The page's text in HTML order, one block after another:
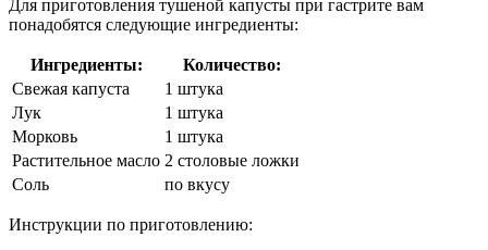
Для приготовления тушеной капусты при гастрите вам
понадобятся следующие ингредиенты:
Ингредиенты:
Количество:
Свежая капуста
1 штука
Лук
1 штука
Морковь
1 штука
Растительное масло 2 столовые ложки
Соль
по вкусу
Инструкции по приготовлению: